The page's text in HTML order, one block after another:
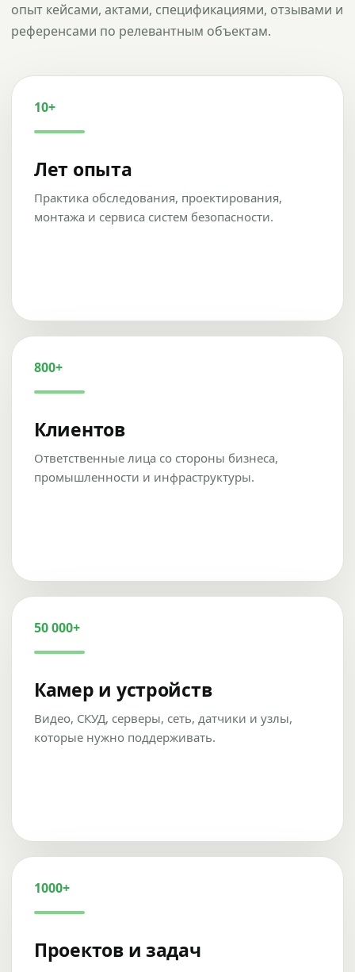
опыт кейсами, актами, спецификациями, отзывами и
референсами по релевантным объектам.
10+
Лет опыта
Практика обследования, проектирования,
монтажа и сервиса систем безопасности.
800+
Клиентов
Ответственные лица со стороны бизнеса,
промышленности и инфраструктуры.
50 000+
Камер и устройств
Видео, СКУД, серверы, сеть, датчики и узлы,
которые нужно поддерживать.
1000+
Проектов и задач